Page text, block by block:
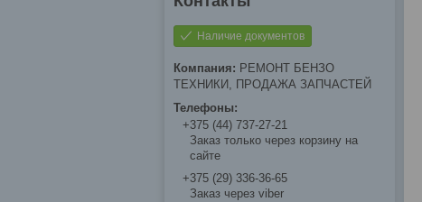
Наличие документов
РЕМОНТ БЕНЗО
ТЕХНИКИ, ПРОДАЖА ЗАПЧАСТЕЙ
+375 (44) 737-27-21
Заказ только через корзину на
сайте
+375 (29) 336-36-65
Заказ через viber